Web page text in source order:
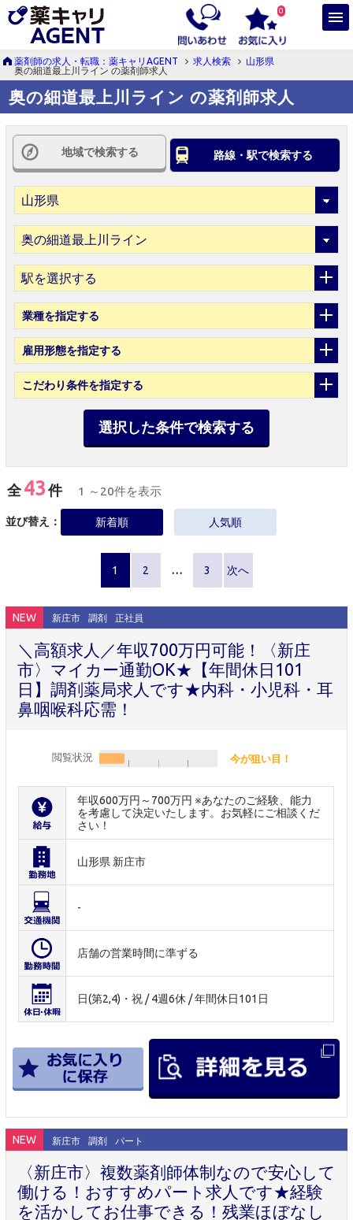
0
薬剤師の求人・転職：薬キャリAGENT 求人検索
山形県
奥の細道最上川ライン の薬剤師求人
奥の細道最上川ライン の薬剤師求人
地域で検索する 路線・駅で検索する
駅を選択する
業種を指定する
雇用形態を指定する
こだわり条件を指定する
選択した条件で検索する
全43 件 1 ～20件を表示
並び替え： 新着順 人気順
1 2 … 3 次へ
NEW 新庄市 調剤 正社員
＼高額求人／年収700万円可能！〈新庄
市〉マイカー通勤OK★【年間休日101
日】調剤薬局求人です★内科・小児科・耳
鼻咽喉科応需！
閲覧状況 今が狙い目！
年収600万円～700万円 ※あなたのご経験、能力
を考慮して決定いたします。お気軽にご相談くだ
さい！
山形県 新庄市
-
店舗の営業時間に準ずる
日(第2,4)・祝 / 4週6休 / 年間休日101日
NEW 新庄市 調剤 パート
〈新庄市〉複数薬剤師体制なので安心して
働ける！おすすめパート求人です★経験
を活かしてお仕事できる！残業ほぼなし